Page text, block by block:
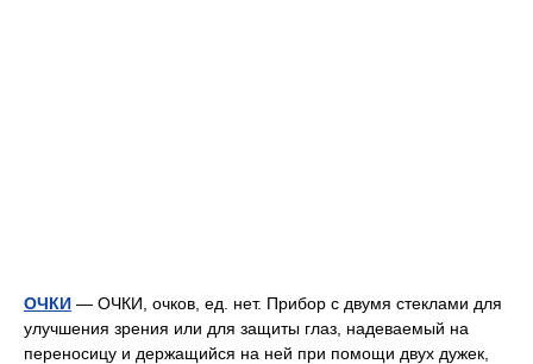
ОЧКИ — ОЧКИ, очков, ед. нет. Прибор с двумя стеклами для
улучшения зрения или для защиты глаз, надеваемый на
переносицу и держащийся на ней при помощи двух дужек,